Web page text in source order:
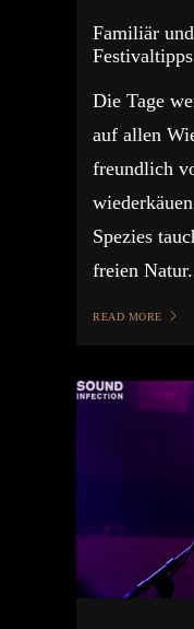
Familiär
Festivaltipps
Die Tage
auf allen
freundlich
Spezies
freien
READ MORE